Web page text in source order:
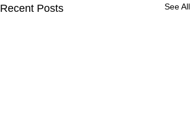
Recent Posts See All